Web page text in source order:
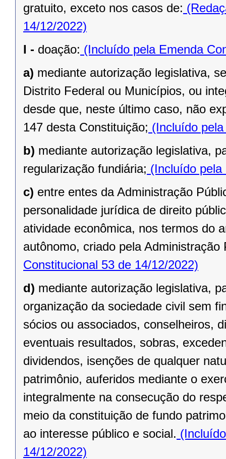
gratuito, exceto nos casos de:
14/12/2022)
I - doação: (Incluído pela Emenda
a) mediante autorização legislativa,
Distrito Federal ou Municípios, ou
desde que, neste último caso, não
147 desta Constituição; (Incluído
b) mediante autorização legislativa,
regularização fundiária; (Incluído pela
c) entre entes da Administração
personalidade jurídica de direito
atividade econômica, nos termos do
autônomo, criado pela Administração
Constitucional 53 de 14/12/2022)
d) mediante autorização legislativa,
organização da sociedade civil sem
sócios ou associados, conselheiros,
eventuais resultados, sobras,
dividendos, isenções de qualquer
patrimônio, auferidos mediante o
integralmente na consecução do
meio da constituição de fundo
ao interesse público e social.
14/12/2022)